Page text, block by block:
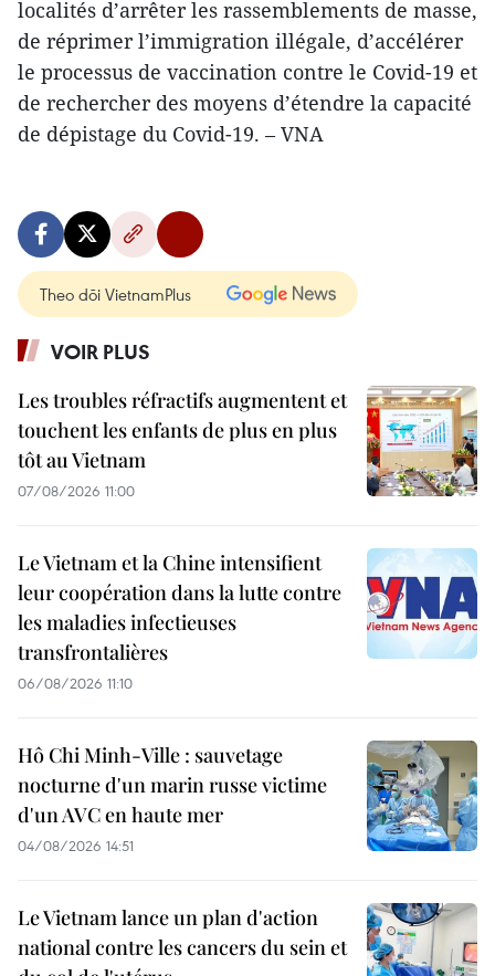
localités d’arrêter les rassemblements de masse,
de réprimer l’immigration illégale, d’accélérer
le processus de vaccination contre le Covid-19 et
de rechercher des moyens d’étendre la capacité
de dépistage du Covid-19. – VNA
Theo dõi VietnamPlus
VOIR PLUS
Les troubles réfractifs augmentent et
touchent les enfants de plus en plus
tôt au Vietnam
07/08/2026 11:00
Le Vietnam et la Chine intensifient
leur coopération dans la lutte contre
les maladies infectieuses
transfrontalières
06/08/2026 11:10
Hô Chi Minh-Ville : sauvetage
nocturne d'un marin russe victime
d'un AVC en haute mer
04/08/2026 14:51
Le Vietnam lance un plan d'action
national contre les cancers du sein et